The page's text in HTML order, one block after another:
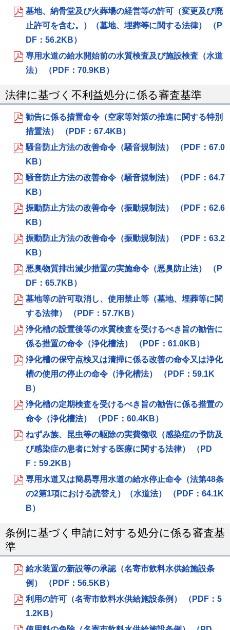
墓地、納骨堂及び火葬場の経営等の許可（変更及び廃
止許可を含む。）（墓地、埋葬等に関する法律） （P
DF：56.2KB）
専用水道の給水開始前の水質検査及び施設検査（水道
法） （PDF：70.9KB）
法律に基づく不利益処分に係る審査基準
勧告に係る措置命令（空家等対策の推進に関する特別
措置法） （PDF：67.4KB）
騒音防止方法の改善命令（騒音規制法） （PDF：67.0
KB）
騒音防止方法の改善命令（騒音規制法） （PDF：64.7
KB）
振動防止方法の改善命令（振動規制法） （PDF：62.6
KB）
振動防止方法の改善命令（振動規制法） （PDF：63.2
KB）
悪臭物質排出減少措置の実施命令（悪臭防止法） （P
DF：65.7KB）
墓地等の許可取消し、使用禁止等（墓地、埋葬等に関
する法律） （PDF：57.7KB）
浄化槽の設置後等の水質検査を受けるべき旨の勧告に
係る措置の命令（浄化槽法） （PDF：61.0KB）
浄化槽の保守点検又は清掃に係る改善の命令又は浄化
槽の使用の停止の命令（浄化槽法） （PDF：59.1K
B）
浄化槽の定期検査を受けるべき旨の勧告に係る措置の
命令（浄化槽法） （PDF：60.4KB）
ねずみ族、昆虫等の駆除の実費徴収（感染症の予防及
び感染症の患者に対する医療に関する法律） （PD
F：59.2KB）
専用水道又は簡易専用水道の給水停止命令（法第48条
の2第1項における読替え）（水道法） （PDF：64.1K
B）
条例に基づく申請に対する処分に係る審査基
準
給水装置の新設等の承認（名寄市飲料水供給施設条
例） （PDF：56.5KB）
利用の許可（名寄市飲料水供給施設条例） （PDF：5
1.2KB）